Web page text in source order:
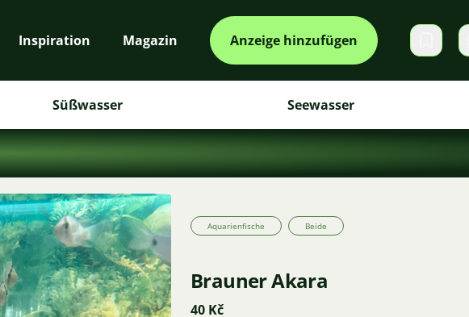
Inspiration Magazin Anzeige hinzufügen
Süßwasser Seewasser
Aquarienfische Beide
Brauner Akara
40 Kč